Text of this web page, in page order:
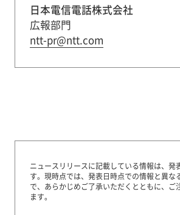
日本電信電話株式会社
広報部門
ntt-pr@ntt.com
ニュースリリースに記載している情報は、発
す。 現時点では、発表日時点での情報と異な
で、あらかじめご了承いただくとともに、ご
ます。